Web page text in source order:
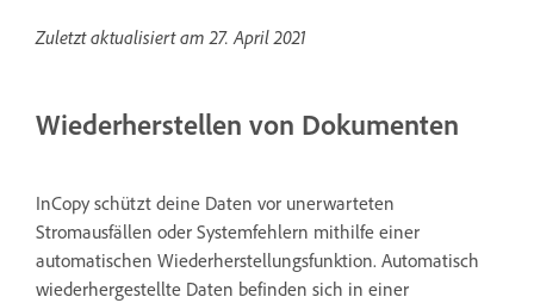
Zuletzt aktualisiert am27. April 2021
Wiederherstellen von Dokumenten
InCopy schützt deine Daten vor unerwarteten
Stromausfällen oder Systemfehlern mithilfe einer
automatischen Wiederherstellungsfunktion. Automatisch
wiederhergestellte Daten befinden sich in einer